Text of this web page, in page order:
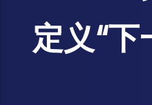
定义“下